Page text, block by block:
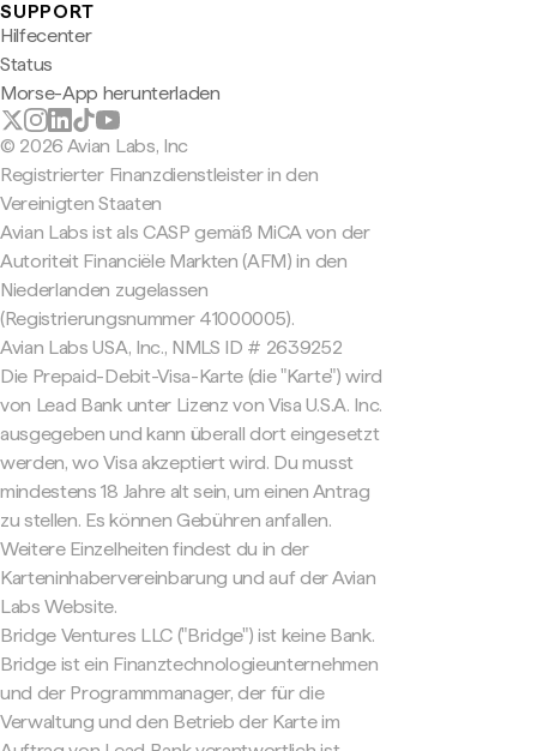
SUPPORT
Hilfecenter
Status
Morse-App herunterladen
© 2026 Avian Labs, Inc
Registrierter Finanzdienstleister in den
Vereinigten Staaten
Avian Labs ist als CASP gemäß MiCA von der
Autoriteit Financiële Markten (AFM) in den
Niederlanden zugelassen
(Registrierungsnummer 41000005).
Avian Labs USA, Inc., NMLS ID # 2639252
Die Prepaid-Debit-Visa-Karte (die "Karte") wird
von Lead Bank unter Lizenz von Visa U.S.A. Inc.
ausgegeben und kann überall dort eingesetzt
werden, wo Visa akzeptiert wird. Du musst
mindestens 18 Jahre alt sein, um einen Antrag
zu stellen. Es können Gebühren anfallen.
Weitere Einzelheiten findest du in der
Karteninhabervereinbarung und auf der Avian
Labs Website.
Bridge Ventures LLC ("Bridge") ist keine Bank.
Bridge ist ein Finanztechnologieunternehmen
und der Programmmanager, der für die
Verwaltung und den Betrieb der Karte im